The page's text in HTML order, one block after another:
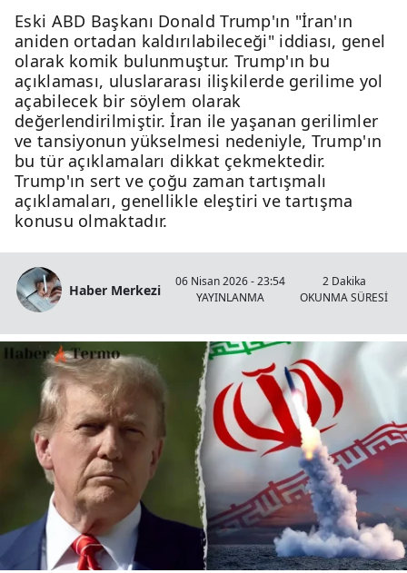
Eski ABD Başkanı Donald Trump'ın "İran'ın
aniden ortadan kaldırılabileceği" iddiası, genel
olarak komik bulunmuştur. Trump'ın bu
açıklaması, uluslararası ilişkilerde gerilime yol
açabilecek bir söylem olarak
değerlendirilmiştir. İran ile yaşanan gerilimler
ve tansiyonun yükselmesi nedeniyle, Trump'ın
bu tür açıklamaları dikkat çekmektedir.
Trump'ın sert ve çoğu zaman tartışmalı
açıklamaları, genellikle eleştiri ve tartışma
konusu olmaktadır.
Haber Merkezi
06 Nisan 2026 - 23:54
YAYINLANMA
2 Dakika
OKUNMA SÜRESİ